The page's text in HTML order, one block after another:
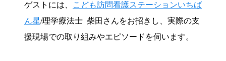
ゲストには、
こども訪問看護ステーションいちば
ん星/理学療法士 柴田 さんをお招きし、実際の支
援現場での取り組みやエピソードを伺います。